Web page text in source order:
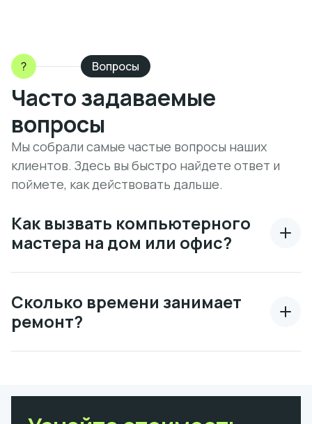
? Вопросы
Часто задаваемые
вопросы
Мы собрали самые частые вопросы наших
клиентов. Здесь вы быстро найдете ответ и
поймете, как действовать дальше.
Как вызвать компьютерного
мастера на дом или офис?
Сколько времени занимает
ремонт?